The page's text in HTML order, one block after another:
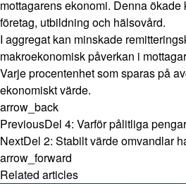
mottagarens ekonomi. Denna
företag, utbildning och hälsovård.
I aggregat kan minskade
makroekonomisk påverkan i
Varje procentenhet som sparas på
ekonomiskt värde.
arrow_back
PreviousDel 4: Varför pålitliga
NextDel 2: Stabilt värde omvandlar
arrow_forward
Related articles